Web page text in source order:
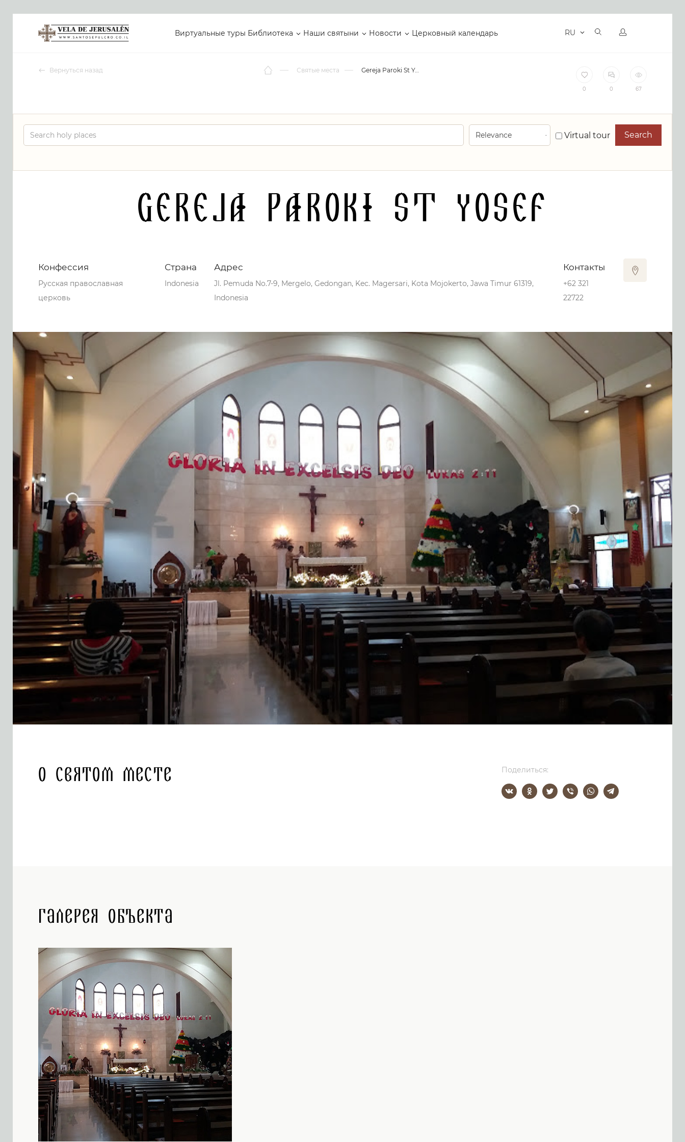
Виртуальные туры Библиотека Наши святыни Новости Церковный календарь RU
Вернуться назад Святые места Gereja Paroki St Yosef
0 0 67
Virtual tour Search
Gereja Paroki St Yosef
Конфессия
Русская православная
церковь
Страна
Indonesia
Адрес
Jl. Pemuda No.7-9, Mergelo, Gedongan, Kec. Magersari, Kota Mojokerto, Jawa Timur 61319,
Indonesia
Контакты
+62 321
22722
0
О святом месте Поделиться:
Галерея объекта